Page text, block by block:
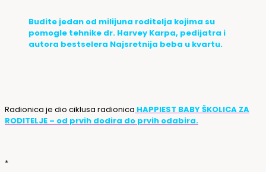
Budite jedan od milijuna roditelja kojima su
pomogle tehnike dr. Harvey Karpa, pedijatra i
autora bestselera Najsretnija beba u kvartu.
Radionica je dio ciklusa radionica HAPPIEST BABY ŠKOLICA ZA
RODITELJE – od prvih dodira do prvih odabira.
*